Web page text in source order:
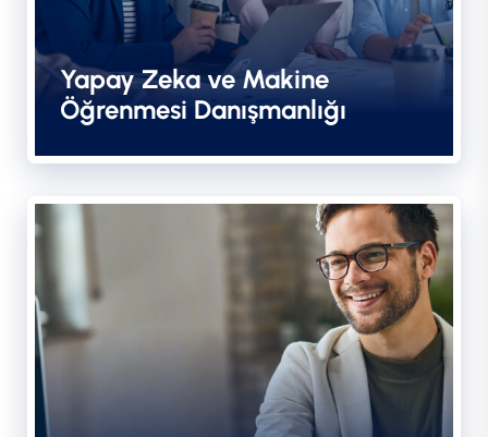
Yapay Zeka ve Makine
Öğrenmesi Danışmanlığı